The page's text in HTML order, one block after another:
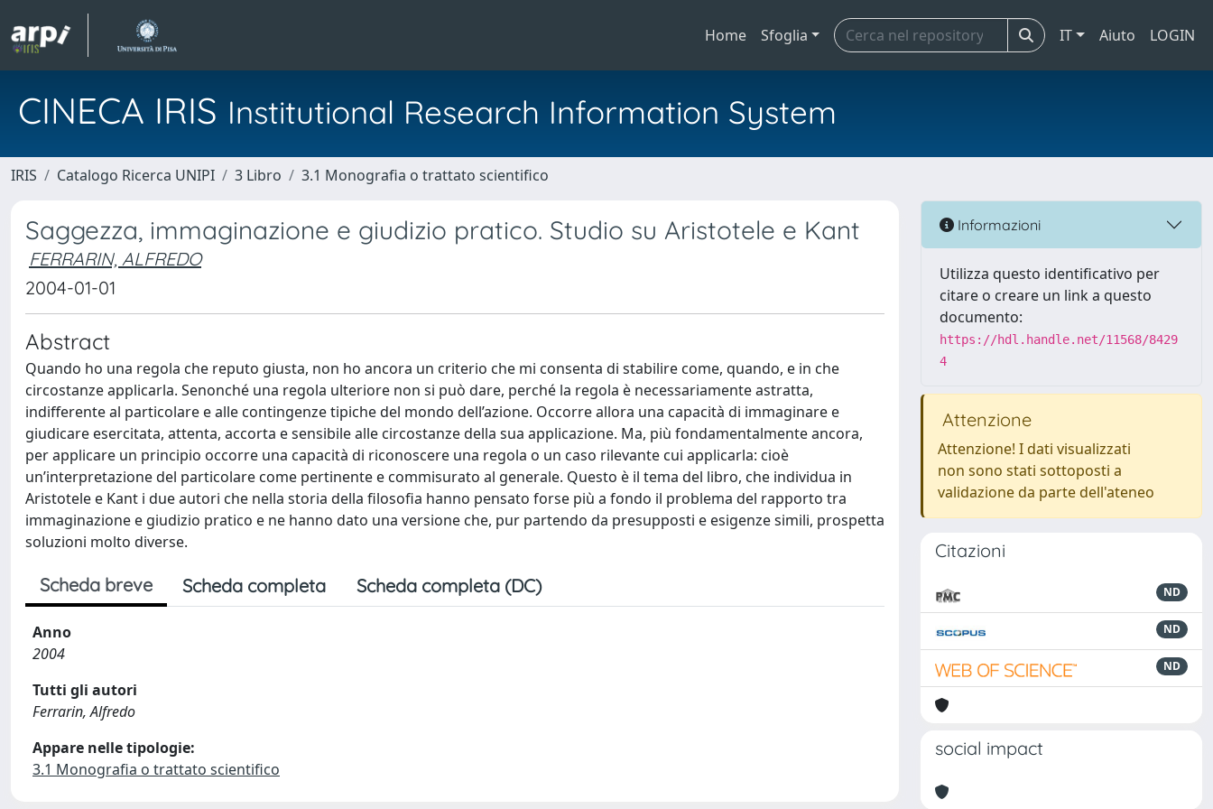
Home Sfoglia IT Aiuto LOGIN
CINECA IRIS Institutional Research Information System
IRIS Catalogo Ricerca UNIPI 3 Libro 3.1 Monografia o trattato scientifico
Saggezza, immaginazione e giudizio pratico. Studio su Aristotele e Kant
FERRARIN, ALFREDO
2004-01-01
Abstract
Quando ho una regola che reputo giusta, non ho ancora un criterio che mi consenta di stabilire come, quando, e in che
circostanze applicarla. Senonché una regola ulteriore non si può dare, perché la regola è necessariamente astratta,
indifferente al particolare e alle contingenze tipiche del mondo dell’azione. Occorre allora una capacità di immaginare e
giudicare esercitata, attenta, accorta e sensibile alle circostanze della sua applicazione. Ma, più fondamentalmente ancora,
per applicare un principio occorre una capacità di riconoscere una regola o un caso rilevante cui applicarla: cioè
un’interpretazione del particolare come pertinente e commisurato al generale. Questo è il tema del libro, che individua in
Aristotele e Kant i due autori che nella storia della filosofia hanno pensato forse più a fondo il problema del rapporto tra
immaginazione e giudizio pratico e ne hanno dato una versione che, pur partendo da presupposti e esigenze simili, prospetta
soluzioni molto diverse.
Scheda breve Scheda completa Scheda completa (DC)
Anno
2004
Tutti gli autori
Ferrarin, Alfredo
Appare nelle tipologie:
3.1 Monografia o trattato scientifico
Informazioni
Utilizza questo identificativo per
citare o creare un link a questo
documento:
https://hdl.handle.net/11568/8429
4
Attenzione
Attenzione! I dati visualizzati
non sono stati sottoposti a
validazione da parte dell'ateneo
Citazioni
ND
ND
ND
social impact